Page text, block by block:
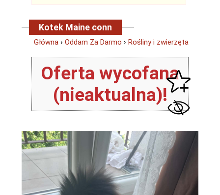
Kotek Maine conn
Główna › Oddam Za Darmo › Rośliny i zwierzęta
Oferta wycofana
(nieaktualna)!